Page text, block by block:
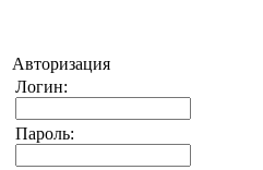
Авторизация
Логин:
Пароль: